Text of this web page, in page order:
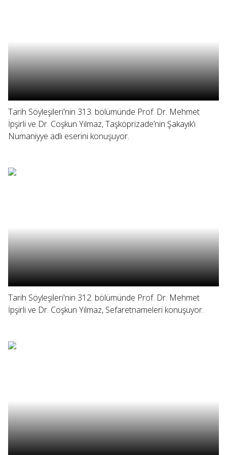
Tarih Söyleşileri'nin 313. bölümünde Prof. Dr. Mehmet
İpşirli ve Dr. Coşkun Yılmaz, Taşköprizade’nin Şakayık’ı
Numaniyye adlı eserini konuşuyor.
Tarih Söyleşileri'nin 312. bölümünde Prof. Dr. Mehmet
İpşirli ve Dr. Coşkun Yılmaz, Sefaretnameleri konuşuyor.